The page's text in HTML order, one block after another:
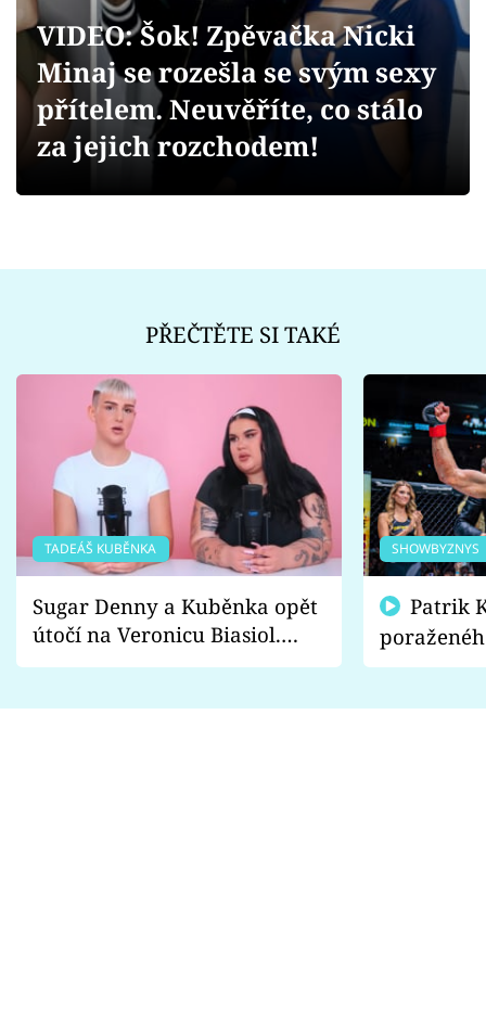
Videa
Sledujte prima+
VIDEO: Šok! Zpěvačka Nicki
Minaj se rozešla se svým sexy
přítelem. Neuvěříte, co stálo
za jejich rozchodem!
PŘEČTĚTE SI TAKÉ
TADEÁŠ KUBĚNKA
Sugar Denny a Kuběnka opět
útočí na Veronicu Biasiol.
Proč je podle nich falešná a
SHOWBYZNYS
fanoušci